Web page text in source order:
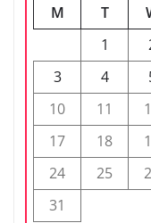
M
T
1
3
4
10
11
17
18
24
25
31